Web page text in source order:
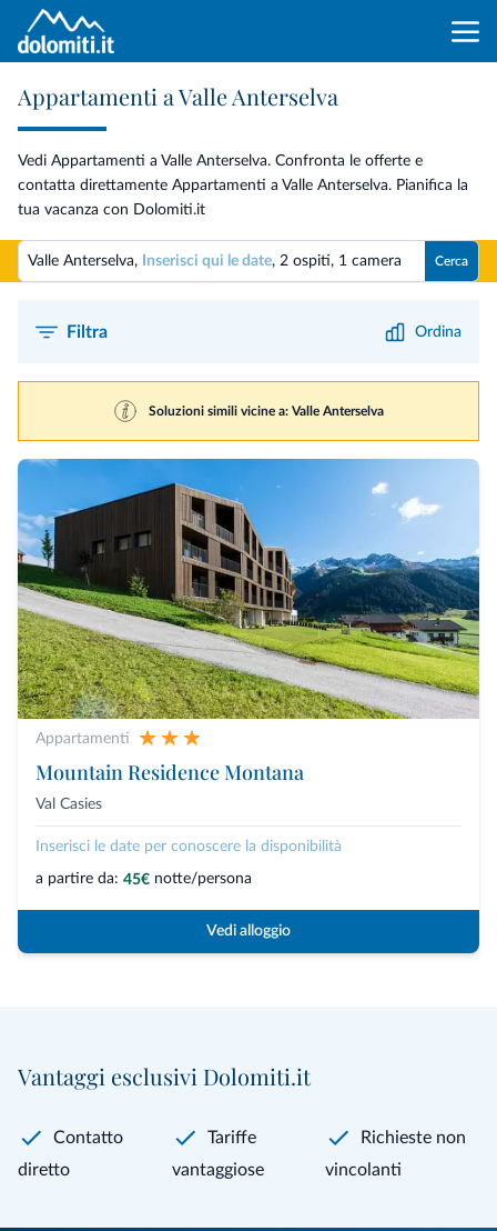
Appartamenti a Valle Anterselva
Vedi Appartamenti a Valle Anterselva. Confronta le offerte e
contatta direttamente Appartamenti a Valle Anterselva. Pianifica la
tua vacanza con Dolomiti.it
Valle Anterselva, Inserisci qui le date, 2 ospiti, 1 camera Cerca
Filtra Ordina
Soluzioni simili vicine a: Valle Anterselva
Appartamenti
Mountain Residence Montana
Val Casies
Inserisci le date per conoscere la disponibilità
a partire da: 45€ notte/persona
Vedi alloggio
Vantaggi esclusivi Dolomiti.it
Contatto
diretto
Tariffe
vantaggiose
Richieste non
vincolanti